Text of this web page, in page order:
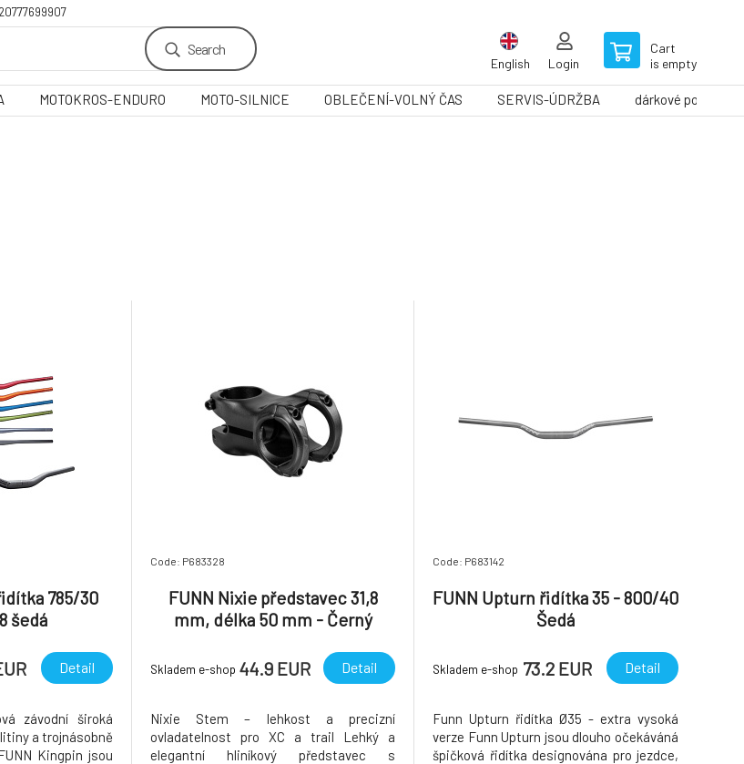
Search
English Login
Cart
is empty
MOTOKROS-ENDURO MOTO-SILNICE OBLEČENÍ-VOLNÝ ČAS SERVIS-ÚDRŽBA dárkové poukazy
785/30
šedá
Detail
závodní široká
a trojnásobně
Kingpin jsou
Code: P683328
FUNN Nixie představec 31,8
mm, délka 50 mm - Černý
Skladem e-shop 44.9 EUR Detail
Nixie Stem – lehkost a precizní
ovladatelnost pro XC a trail Lehký a
elegantní hliníkový představec s
Code: P683142
FUNN Upturn řidítka 35 - 800/40
Šedá
Skladem e-shop 73.2 EUR Detail
Funn Upturn řidítka Ø35 - extra vysoká
verze Funn Upturn jsou dlouho očekáváná
špičková řidítka designována pro jezdce,